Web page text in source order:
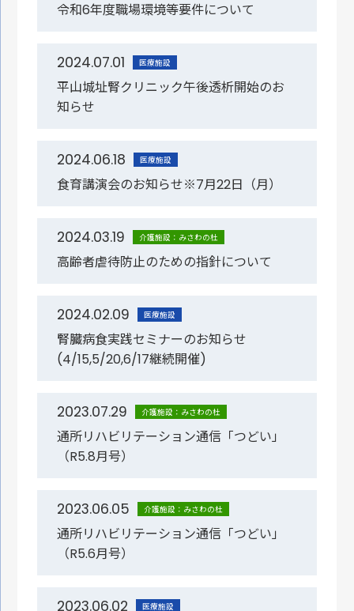
令和6年度職場環境等要件について
2024.07.01 医療施設
平山城址腎クリニック午後透析開始のお
知らせ
2024.06.18 医療施設
食育講演会のお知らせ※7月22日（月）
2024.03.19 介護施設：みさわの杜
高齢者虐待防止のための指針について
2024.02.09 医療施設
腎臓病食実践セミナーのお知らせ
(4/15,5/20,6/17継続開催)
2023.07.29 介護施設：みさわの杜
通所リハビリテーション通信「つどい」
（R5.8月号）
2023.06.05 介護施設：みさわの杜
通所リハビリテーション通信「つどい」
（R5.6月号）
2023.06.02 医療施設